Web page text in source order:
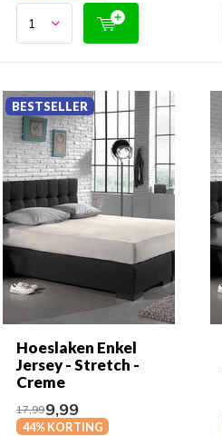
Hoeslaken Enkel
Jersey - Stretch -
Creme
BESTSELLER
17,999,99
44% KORTING